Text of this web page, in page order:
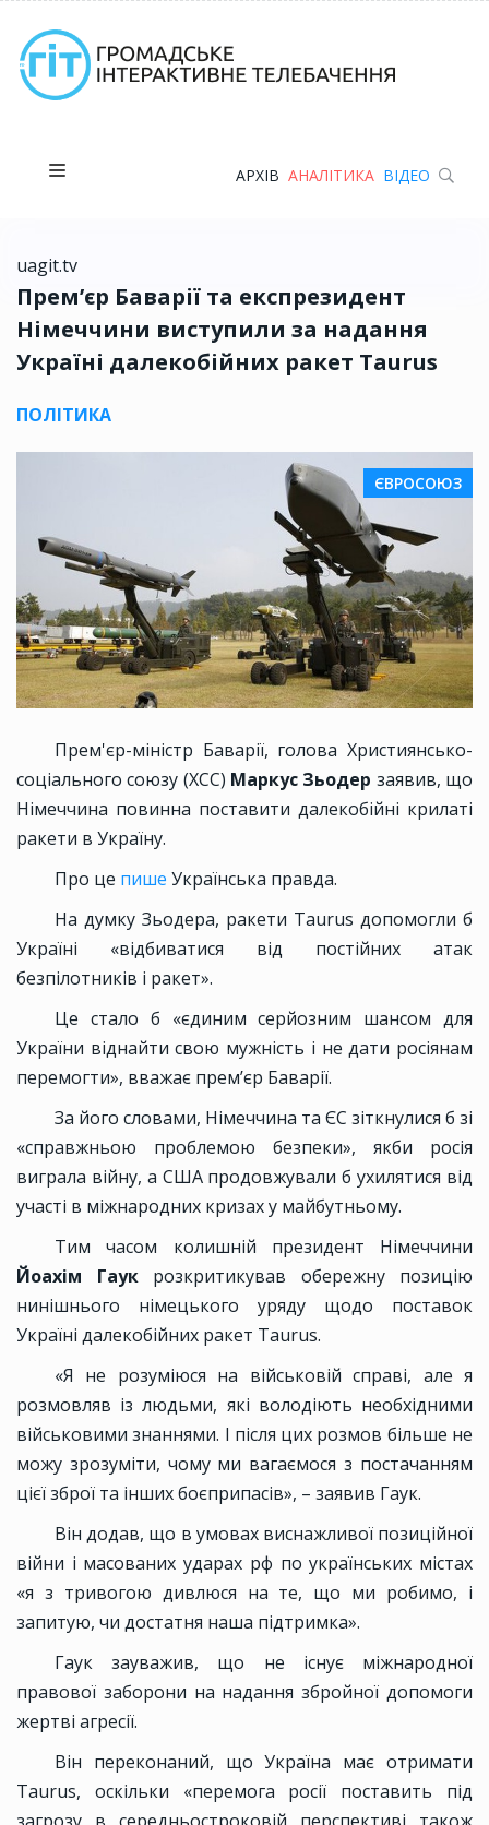
АРХІВ АНАЛІТИКА ВІДЕО
uagit.tv
Прем’єр Баварії та експрезидент
Німеччини виступили за надання
Україні далекобійних ракет Taurus
ПОЛІТИКА
ЄВРОСОЮЗ
Прем'єр-міністр Баварії, голова Християнсько-
соціального союзу (ХСС) Маркус Зьодер заявив, що
Німеччина повинна поставити далекобійні крилаті
ракети в Україну.
Про це пише Українська правда.
На думку Зьодера, ракети Taurus допомогли б
Україні «відбиватися від постійних атак
безпілотників і ракет».
Це стало б «єдиним серйозним шансом для
України віднайти свою мужність і не дати росіянам
перемогти», вважає прем’єр Баварії.
За його словами, Німеччина та ЄС зіткнулися б зі
«справжньою проблемою безпеки», якби росія
виграла війну, а США продовжували б ухилятися від
участі в міжнародних кризах у майбутньому.
Тим часом колишній президент Німеччини
Йоахім Гаукрозкритикував обережну позицію
нинішнього німецького уряду щодо поставок
Україні далекобійних ракет Taurus.
«Я не розуміюся на військовій справі, але я
розмовляв із людьми, які володіють необхідними
військовими знаннями. І після цих розмов більше не
можу зрозуміти, чому ми вагаємося з постачанням
цієї зброї та інших боєприпасів», – заявив Гаук.
Він додав, що в умовах виснажливої позиційної
війни і масованих ударах рф по українських містах
«я з тривогою дивлюся на те, що ми робимо, і
запитую, чи достатня наша підтримка».
Гаук зауважив, що не існує міжнародної
правової заборони на надання збройної допомоги
жертві агресії.
Він переконаний, що Україна має отримати
Taurus, оскільки «перемога росії поставить під